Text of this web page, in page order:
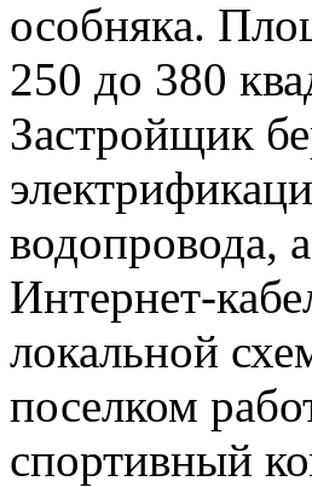
особняка.
250 до 380
Застройщик
водопровода,
Интернет-
локальной
поселком
спортивный